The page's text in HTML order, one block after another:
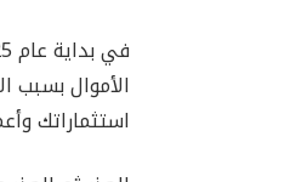
استثماراتك